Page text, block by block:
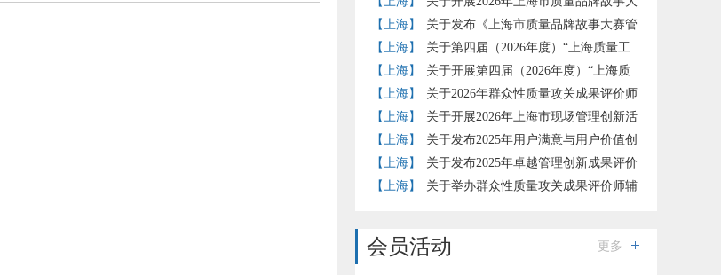
赛的通知
【上海】
关于发布《上海市质量品牌故事大赛管
理办法》（试行）的通知
【上海】
关于第四届（2026年度）“上海质量工
匠”培育工作的补充通知
【上海】
关于开展第四届（2026年度）“上海质
量工匠”培育认定工作的通知
【上海】
关于2026年群众性质量攻关成果评价师
评价结果的公示
【上海】
关于开展2026年上海市现场管理创新活
动的通知
【上海】
关于发布2025年用户满意与用户价值创
新实践评价准则团体标准试点评价结果的通知
【上海】
关于发布2025年卓越管理创新成果评价
结果的通知
【上海】
关于举办群众性质量攻关成果评价师辅
会员活动 更多